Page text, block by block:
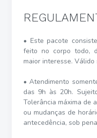
• Este pacote
feito no corpo todo,
maior interesse.
• Atendimento
das 9h às 20h.
Tolerância máxima de
ou mudanças de
antecedência, sob